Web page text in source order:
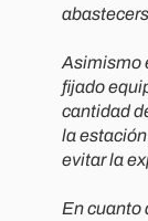
Asimismo
fijado
cantidad
la
evitar la
En cuanto